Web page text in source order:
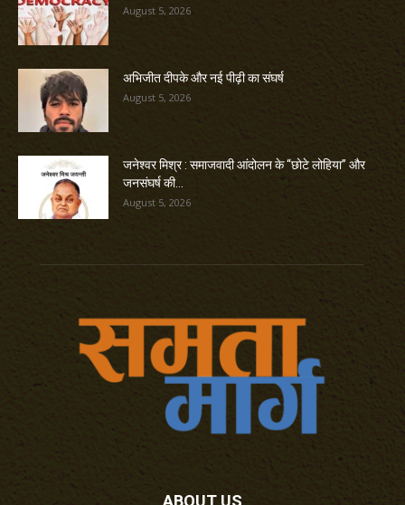
August 5, 2026
अभिजीत दीपके और नई पीढ़ी का संघर्ष
August 5, 2026
जनेश्वर मिश्र : समाजवादी आंदोलन के “छोटे लोहिया” और
जनसंघर्ष की...
August 5, 2026
ABOUT US